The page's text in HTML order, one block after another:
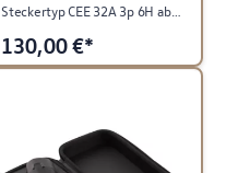
Steckertyp CEE 32A 3p 6H abgewinkelt, für ID Charger Travel
130,00€*